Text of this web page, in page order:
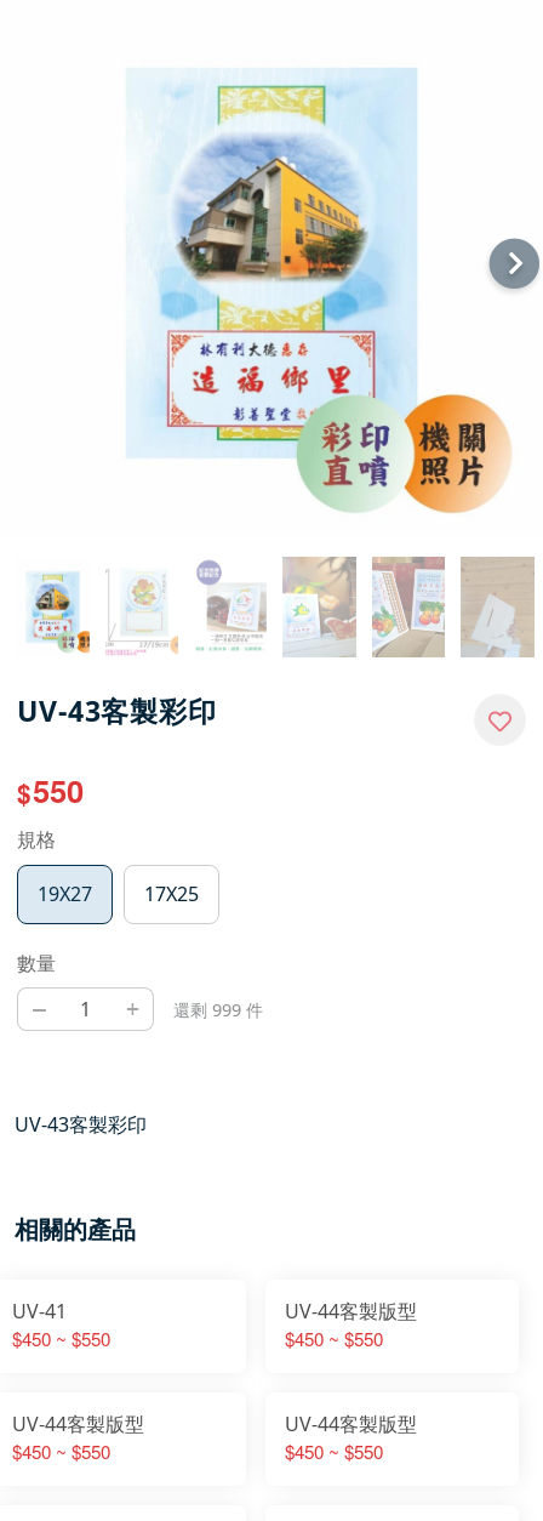
UV-43客製彩印
$550
規格
19X27 17X25
數量
– + 還剩 999 件
UV-43客製彩印
相關的產品
UV-41
$450 ~ $550
UV-44客製版型
$450 ~ $550
UV-44客製版型
$450 ~ $550
UV-44客製版型
$450 ~ $550